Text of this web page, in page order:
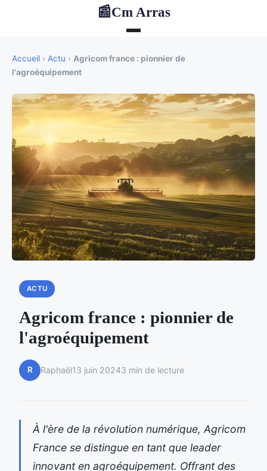
📰Cm Arras
Accueil › Actu › Agricom france : pionnier de
l'agroéquipement
ACTU
Agricom france : pionnier de
l'agroéquipement
R Raphaël13 juin 20243 min de lecture
À l'ère de la révolution numérique, Agricom
France se distingue en tant que leader
innovant en agroéquipement. Offrant des